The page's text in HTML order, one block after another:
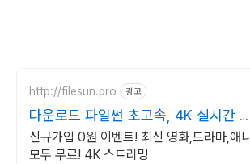
http://filesun.pro 광고
다운로드 파일썬 초고속, 4K 실시간 보
기!
신규가입 0원 이벤트! 최신 영화,드라마,애니
모두 무료! 4K 스트리밍